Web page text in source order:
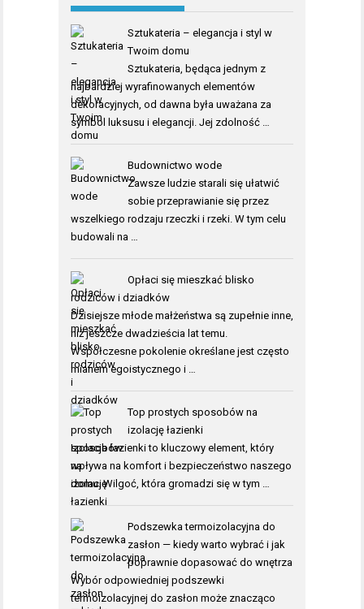
Sztukateria – elegancja i styl w
Twoim domu
Sztukateria, będąca jednym z
najbardziej wyrafinowanych elementów
dekoracyjnych, od dawna była uważana za
symbol luksusu i elegancji. Jej zdolność …
Budownictwo wode
Zawsze ludzie starali się ułatwić
sobie przeprawianie się przez
wszelkiego rodzaju rzeczki i rzeki. W tym celu
budowali na …
Opłaci się mieszkać blisko
rodziców i dziadków
Dzisiejsze młode małżeństwa są zupełnie inne,
niż jeszcze dwadzieścia lat temu.
Współczesne pokolenie określane jest często
mianem egoistycznego i …
Top prostych sposobów na
izolację łazienki
Izolacja łazienki to kluczowy element, który
wpływa na komfort i bezpieczeństwo naszego
domu. Wilgoć, która gromadzi się w tym …
Podszewka termoizolacyjna do
zasłon — kiedy warto wybrać i jak
poprawnie dopasować do wnętrza
Wybór odpowiedniej podszewki
termoizolacyjnej do zasłon może znacząco